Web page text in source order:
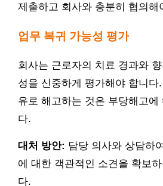
제출하고 회사와 충분히 협의해
업무 복귀 가능성 평가
회사는 근로자의 치료 경과와
성을 신중하게 평가해야 합니다
유로 해고하는 것은 부당해고에
다.
대처 방안: 담당 의사와 상담하
에 대한 객관적인 소견을 확보
다.